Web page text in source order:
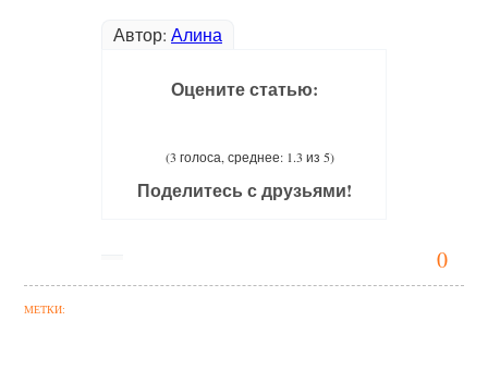
0
Автор: Алина
Оцените статью:
(3 голоса, среднее: 1.3 из 5)
Поделитесь с друзьями!
МЕТКИ: